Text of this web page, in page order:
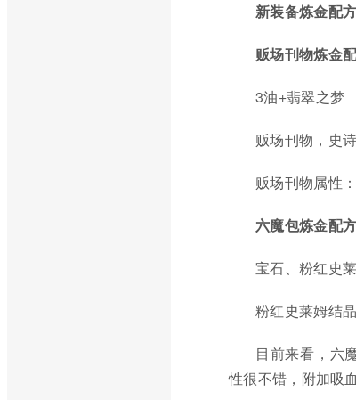
新装备炼金配方
贩场刊物炼金
3油+翡翠之梦
贩场刊物，史
贩场刊物属性
六魔包炼金配方
宝石、粉红史
粉红史莱姆结
目前来看，六
性很不错，附加吸